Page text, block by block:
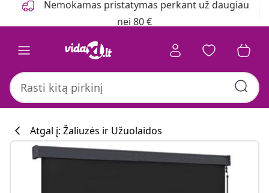
Nemokamas pristatymas perkant už daugiau
nei 80 €
Atgal į: Žaliuzės ir Užuolaidos